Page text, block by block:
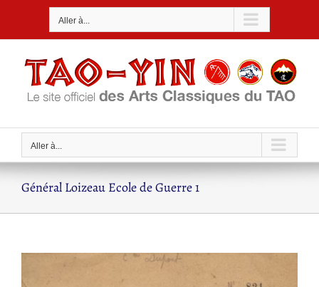
Aller à...
Aller à...
Général Loizeau Ecole de Guerre 1